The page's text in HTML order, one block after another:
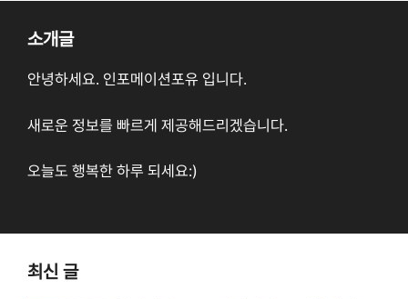
소개글
안녕하세요. 인포메이션포유 입니다.
새로운 정보를 빠르게 제공해드리겠습니다.
오늘도 행복한 하루 되세요:)
최신 글